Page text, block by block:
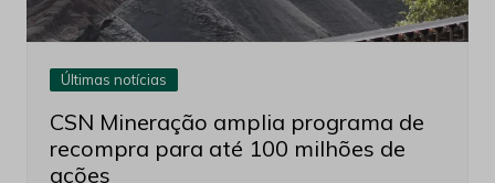
Últimas notícias
CSN Mineração amplia programa de
recompra para até 100 milhões de
ações